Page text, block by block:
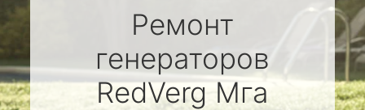
Ремонт
генераторов
RedVergМга